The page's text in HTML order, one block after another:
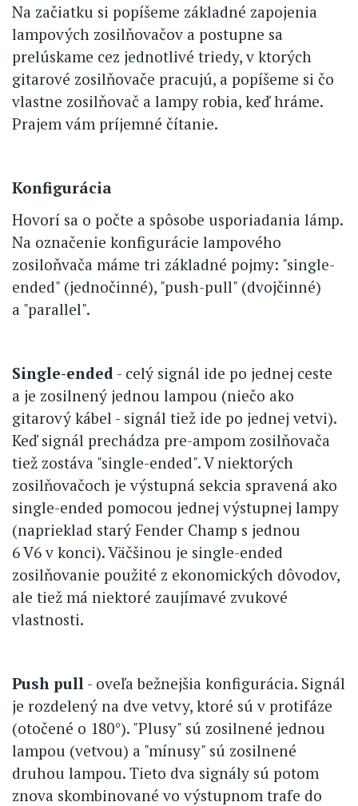
Na začiatku si popíšeme základné zapojenia
lampových zosilňovačov a postupne sa
prelúskame cez jednotlivé triedy, v ktorých
gitarové zosilňovače pracujú, a popíšeme si čo
vlastne zosilňovač a lampy robia, keď hráme.
Prajem vám príjemné čítanie.
Konfigurácia
Hovorí sa o počte a spôsobe usporiadania lámp.
Na označenie konfigurácie lampového
zosiloňvača máme tri základné pojmy: "single-
ended" (jednočinné), "push-pull" (dvojčinné)
a "parallel".
Single-ended - celý signál ide po jednej ceste
a je zosilnený jednou lampou (niečo ako
gitarový kábel - signál tiež ide po jednej vetvi).
Keď signál prechádza pre-ampom zosilňovača
tiež zostáva "single-ended". V niektorých
zosilňovačoch je výstupná sekcia spravená ako
single-ended pomocou jednej výstupnej lampy
(naprieklad starý Fender Champ s jednou
6 V6 v konci). Väčšinou je single-ended
zosilňovanie použité z ekonomických dôvodov,
ale tiež má niektoré zaujímavé zvukové
vlastnosti.
Push pull - oveľa bežnejšia konfigurácia. Signál
je rozdelený na dve vetvy, ktoré sú v protifáze
(otočené o 180°). "Plusy" sú zosilnené jednou
lampou (vetvou) a "mínusy" sú zosilnené
druhou lampou. Tieto dva signály sú potom
znova skombinované vo výstupnom trafe do